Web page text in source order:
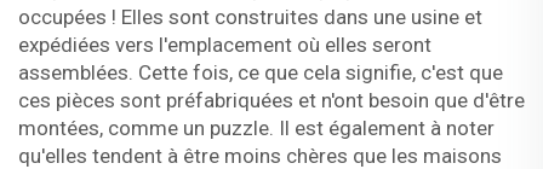
occupées ! Elles sont construites dans une usine et
expédiées vers l'emplacement où elles seront
assemblées. Cette fois, ce que cela signifie, c'est que
ces pièces sont préfabriquées et n'ont besoin que d'être
montées, comme un puzzle. Il est également à noter
qu'elles tendent à être moins chères que les maisons